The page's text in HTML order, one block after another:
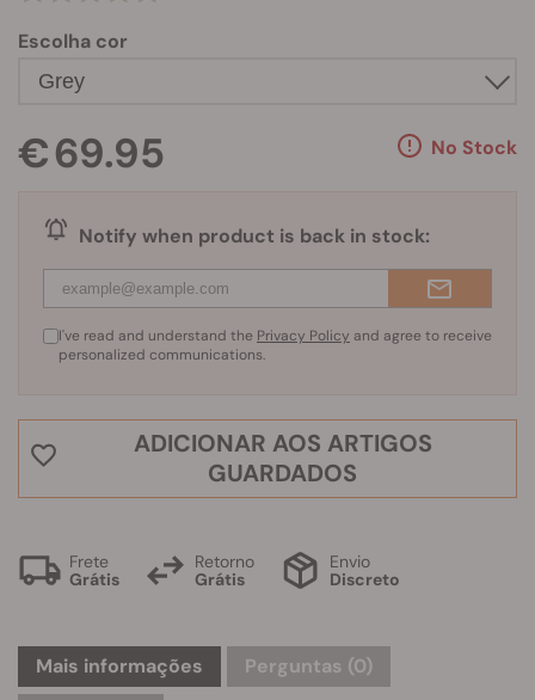
Escolha cor
€ 69.95 No Stock
Notify when product is back in stock:
I've read and understand the Privacy Policy and agree to receive
personalized communications.
ADICIONAR AOS ARTIGOS
GUARDADOS
Frete
Grátis
Retorno
Grátis
Envio
Discreto
Mais informações Perguntas (0)